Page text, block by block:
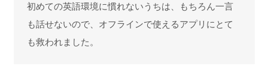
初めての英語環境に慣れないうちは、もちろん一言
も話せないので、オフラインで使えるアプリにとて
も救われました。